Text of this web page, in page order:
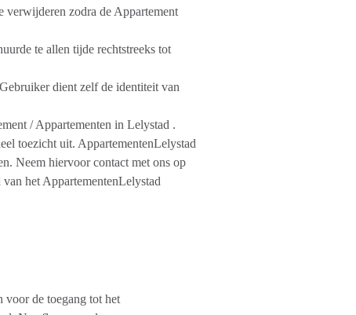
verwijderen zodra de Appartement
te allen tijde rechtstreeks tot
dient zelf de identiteit van
/ Appartementen in Lelystad .
toezicht uit. AppartementenLelystad
Neem hiervoor contact met ons op
het AppartementenLelystad
voor de toegang tot het